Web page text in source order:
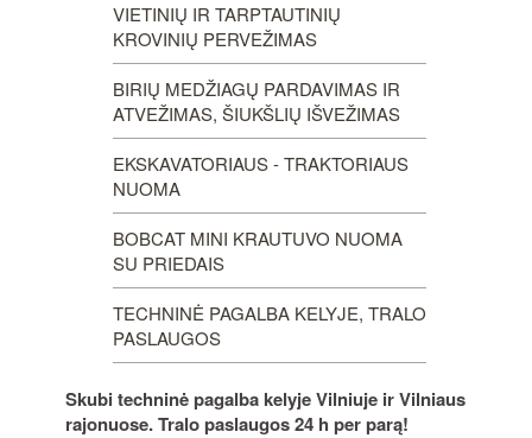
VIETINIŲ IR TARPTAUTINIŲ
KROVINIŲ PERVEŽIMAS
BIRIŲ MEDŽIAGŲ PARDAVIMAS IR
ATVEŽIMAS, ŠIUKŠLIŲ IŠVEŽIMAS
EKSKAVATORIAUS - TRAKTORIAUS
NUOMA
BOBCAT MINI KRAUTUVO NUOMA
SU PRIEDAIS
TECHNINĖ PAGALBA KELYJE, TRALO
PASLAUGOS
Skubi techninė pagalba kelyje Vilniuje ir Vilniaus
rajonuose. Tralo paslaugos 24 h per parą!